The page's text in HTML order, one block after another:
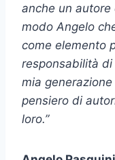
anche un
modo Angelo
come elemento
responsabilità
mia
pensiero di
loro.”